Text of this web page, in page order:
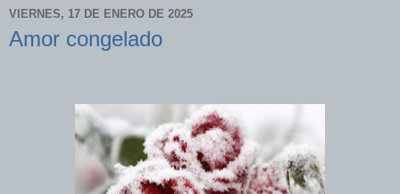
VIERNES, 17 DE ENERO DE 2025
Amor congelado